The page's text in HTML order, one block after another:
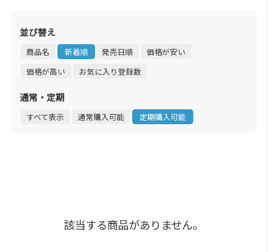
並び替え
商品名 新着順 発売日順
価格が安い
価格が高い
お気に入り登録数
通常・定期
すべて表示 通常購入可能 定期購入可能
該当する商品がありません。